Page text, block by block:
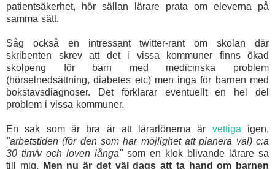
patientsäkerhet, hör sällan lärare prata om eleverna på
samma sätt.
Såg också en intressant twitter-rant om skolan där
skribenten skrev att det i vissa kommuner finns ökad
skolpeng för barn med medicinska problem
(hörselnedsättning, diabetes etc) men inga för barnen med
bokstavsdiagnoser. Det förklarar eventuellt en hel del
problem i vissa kommuner.
En sak som är bra är att lärarlönerna är vettiga igen,
"arbetstiden (för den som har möjlighet att planera väl) c:a
30 tim/v och loven långa" som en klok blivande lärare sa
till mig.
Men nu är det väl dags att ta hand om barnen